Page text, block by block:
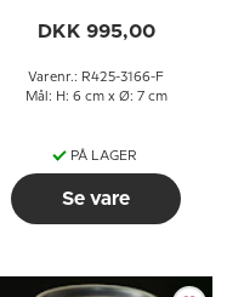
3166
DKK 995,00
Varenr.: R425-3166-F
Mål: H: 6 cm x Ø: 7 cm
PÅ LAGER
Se vare